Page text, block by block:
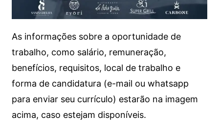
As informações sobre a oportunidade de
trabalho, como salário, remuneração,
benefícios, requisitos, local de trabalho e
forma de candidatura (e-mail ou whatsapp
para enviar seu currículo) estarão na imagem
acima, caso estejam disponíveis.